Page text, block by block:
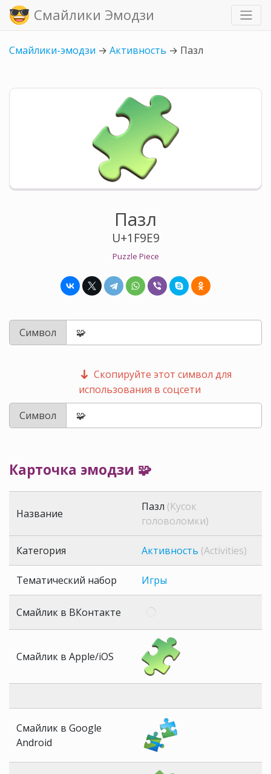
Смайлики Эмодзи
Смайлики-эмодзи → Активность → Пазл
Пазл
U+1F9E9
Puzzle Piece
Символ
Скопируйте этот символ для
использования в соцсети
Символ
Карточка эмодзи 🧩
Название
Пазл (Кусок
головоломки)
Категория Активность (Activities)
Тематический набор Игры
Смайлик в ВКонтакте
Смайлик в Apple/iOS
Смайлик в Google
Android